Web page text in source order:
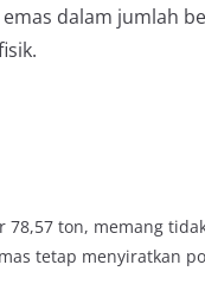
dalam jumlah
78,57 ton, memang
tetap menyiratkan